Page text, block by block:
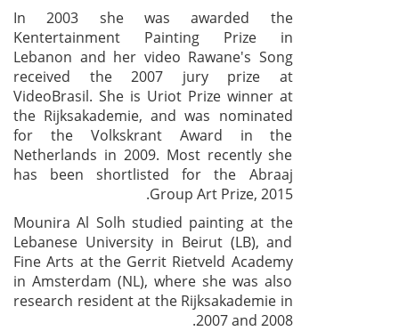
In 2003 she was awarded the
Kentertainment Painting Prize in
Lebanon and her video Rawane's Song
received the 2007 jury prize at
VideoBrasil. She is Uriot Prize winner at
the Rijksakademie, and was nominated
for the Volkskrant Award in the
Netherlands in 2009. Most recently she
has been shortlisted for the Abraaj
Group Art Prize, 2015.
Mounira Al Solh studied painting at the
Lebanese University in Beirut (LB), and
Fine Arts at the Gerrit Rietveld Academy
in Amsterdam (NL), where she was also
research resident at the Rijksakademie in
2007 and 2008.